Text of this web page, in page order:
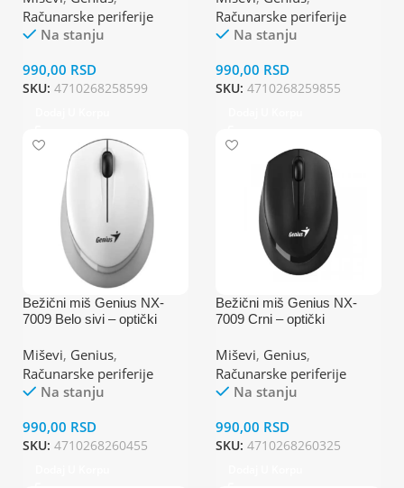
Računarske periferije
Na stanju
990,00 RSD
SKU: 4710268258599
Računarske periferije
Na stanju
990,00 RSD
SKU: 4710268259855
Bežični miš Genius NX-
7009 Belo sivi – optički
Miševi, Genius,
Računarske periferije
Na stanju
990,00 RSD
SKU: 4710268260455
Bežični miš Genius NX-
7009 Crni – optički
Miševi, Genius,
Računarske periferije
Na stanju
990,00 RSD
SKU: 4710268260325